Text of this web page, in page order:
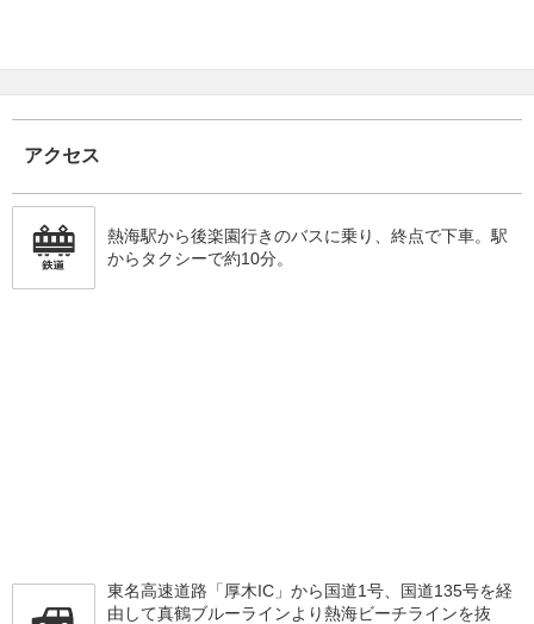
アクセス
熱海駅から後楽園行きのバスに乗り、終点で下車。駅
からタクシーで約10分。
東名高速道路「厚木IC」から国道1号、国道135号を経
由して真鶴ブルーラインより熱海ビーチラインを抜